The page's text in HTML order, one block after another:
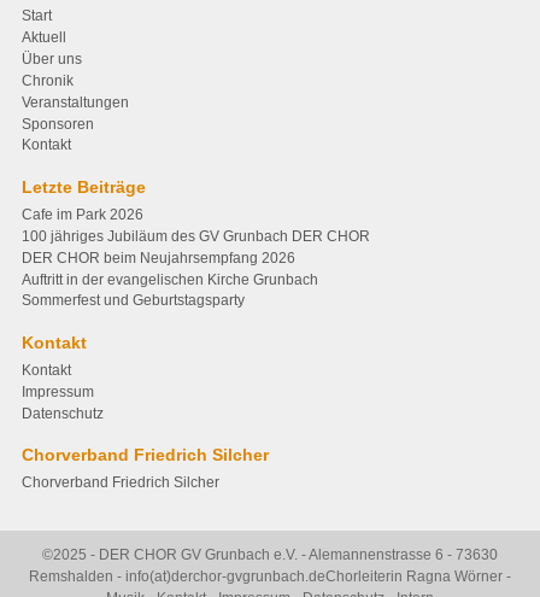
Start
Aktuell
Über uns
Chronik
Veranstaltungen
Sponsoren
Kontakt
Letzte Beiträge
Cafe im Park 2026
100 jähriges Jubiläum des GV Grunbach DER CHOR
DER CHOR beim Neujahrsempfang 2026
Auftritt in der evangelischen Kirche Grunbach
Sommerfest und Geburtstagsparty
Kontakt
Kontakt
Impressum
Datenschutz
Chorverband Friedrich Silcher
Chorverband Friedrich Silcher
©2025 - DER CHOR GV Grunbach e.V. - Alemannenstrasse 6 - 73630
Remshalden - info(at)derchor-gvgrunbach.deChorleiterin Ragna Wörner -